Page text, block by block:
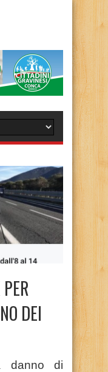
DEI
danno di